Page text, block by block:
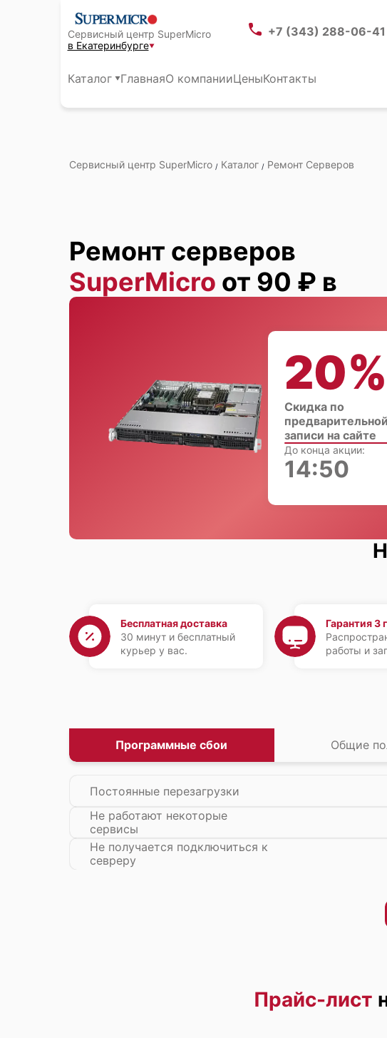
Сервисный центр SuperMicro
в Екатеринбурге
+7 (343) 288-06-41
Каталог ГлавнаяО компанииЦеныКонтакты
Сервисный центр SuperMicro / Каталог / Ремонт Серверов
Ремонт серверов
SuperMicro от 90 ₽ в
Екатеринбурге
20%
Скидка по
предварительной
записи на сайте
До конца акции:
14:49
Бесплатная доставка
30 минут и бесплатный
курьер у вас.
Гарантия 3
работы и
Программные сбои Общие
Постоянные перезагрузки
Не работают некоторые
сервисы
Не получается подключиться к
севреру
Прайс-лист